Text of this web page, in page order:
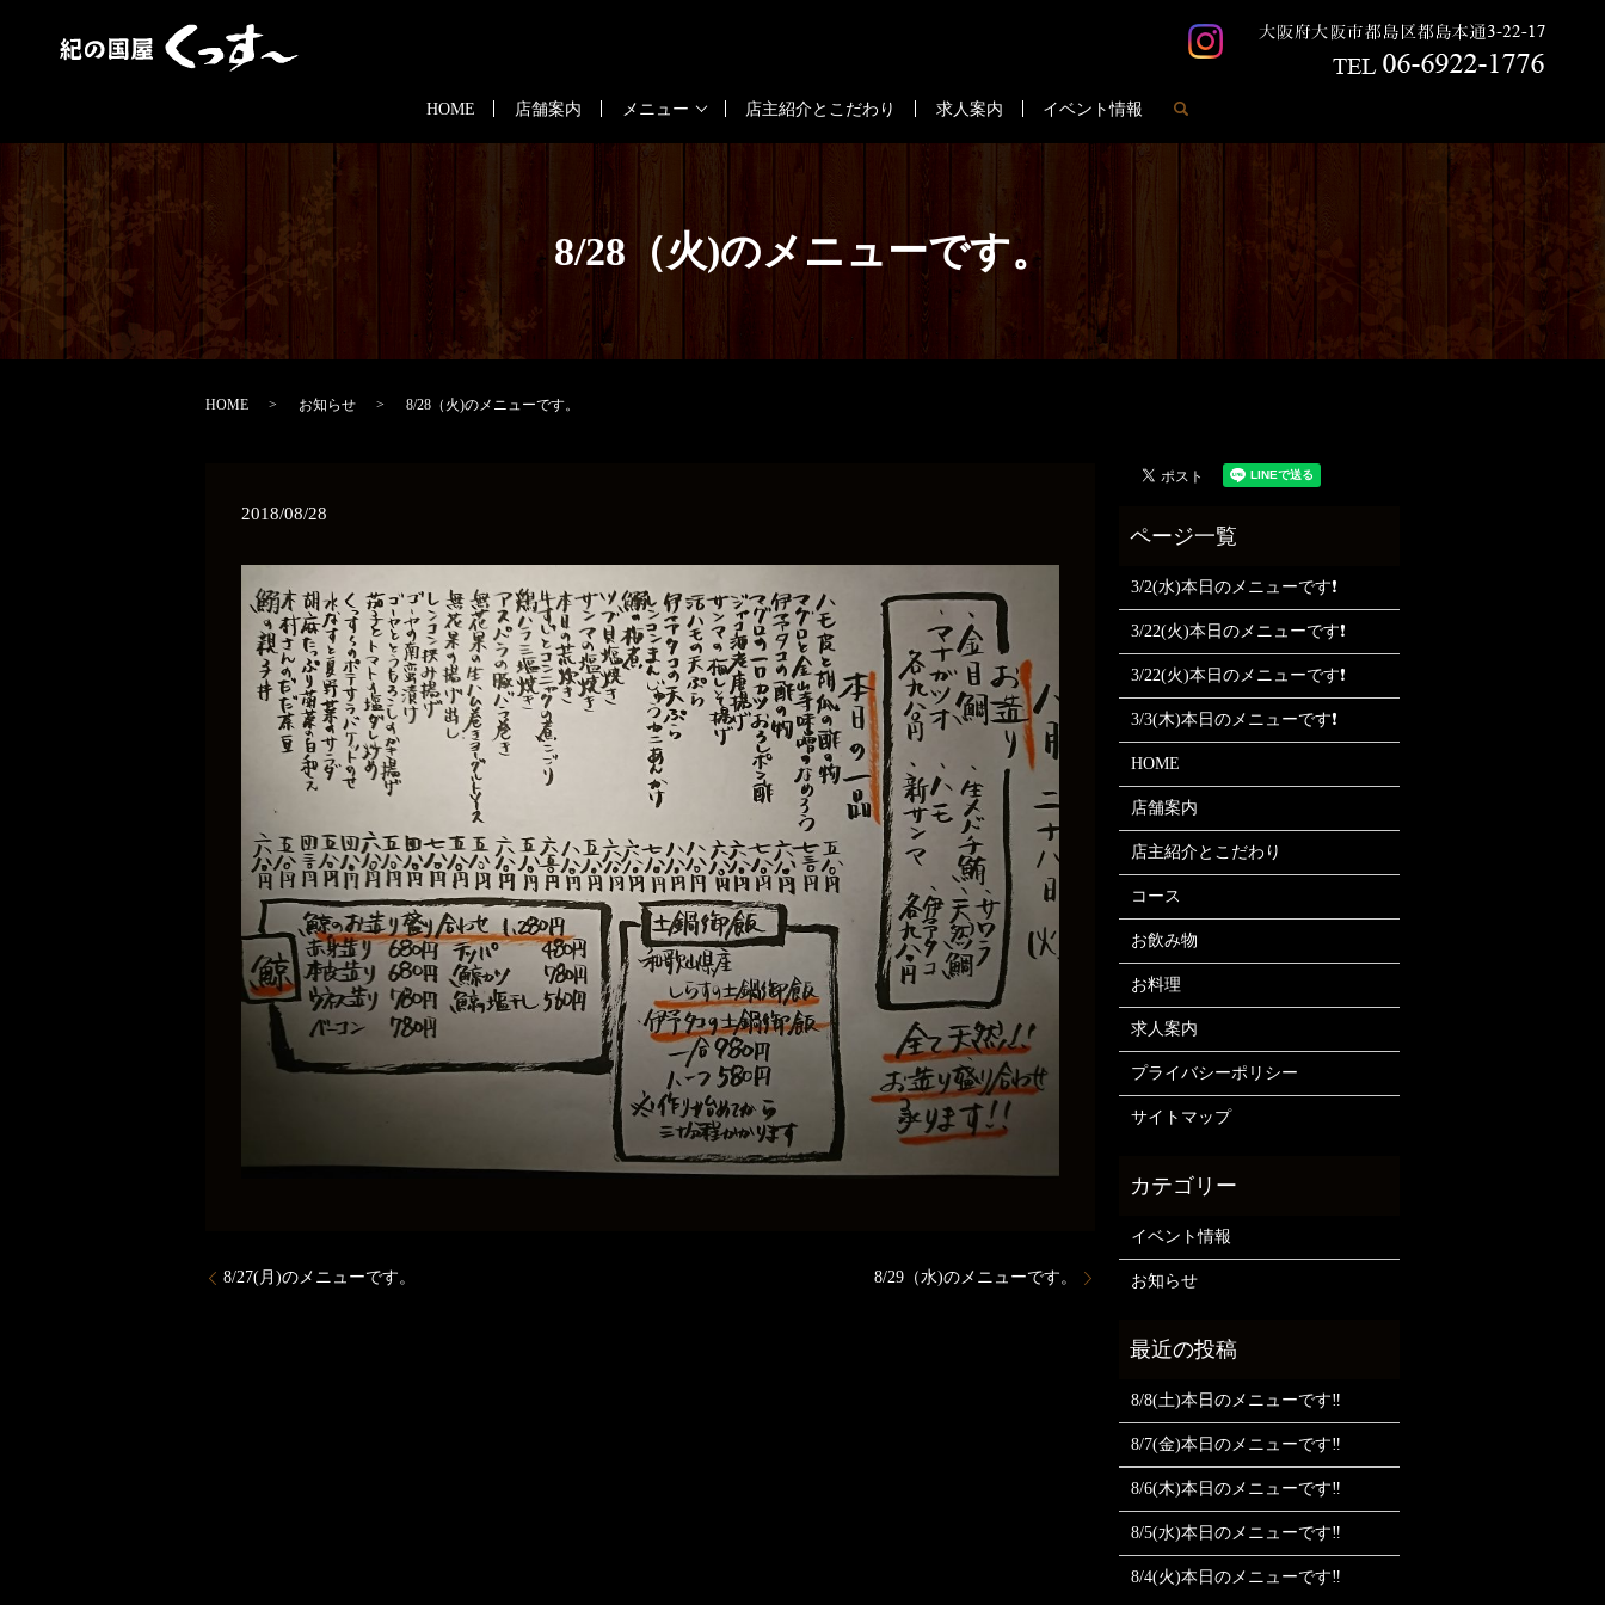
HOME 店舗案内 メニュー 店主紹介とこだわり 求人案内 イベント情報
8/28（火)のメニューです。
HOME お知らせ 8/28（火)のメニューです。
2018/08/28
8/27(月)のメニューです。 8/29（水)のメニューです。
3/2(水)本日のメニューです❗
3/22(火)本日のメニューです❗
3/22(火)本日のメニューです❗
3/3(木)本日のメニューです❗
HOME
店舗案内
店主紹介とこだわり
コース
お飲み物
お料理
求人案内
プライバシーポリシー
サイトマップ
イベント情報
お知らせ
8/8(土)本日のメニューです‼️
8/7(金)本日のメニューです‼️
8/6(木)本日のメニューです‼️
8/5(水)本日のメニューです‼️
8/4(火)本日のメニューです‼️